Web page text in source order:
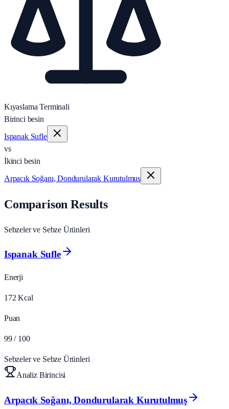
Kıyaslama Terminali
Birinci besin
Ispanak Sufle
vs
İkinci besin
Arpacık Soğanı, Dondurularak Kurutulmuş
Comparison Results
Sebzeler ve Sebze Ürünleri
Ispanak Sufle
Enerji
172 Kcal
Puan
99 / 100
Sebzeler ve Sebze Ürünleri
Analiz Birincisi
Arpacık Soğanı, Dondurularak Kurutulmuş